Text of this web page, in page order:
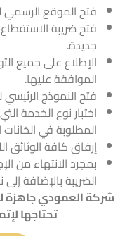
فتح الموقع الرسمي
فتح ضريبة
جديدة.
الإطلاع على جميع
الموافقة عليها.
فتح النموذج الرئيسي
اختبار نوع الخدمة
المطلوبة في
إرفاق كافة الوثائق
بمجرد الانتهاء من
الضريبة بالإضافة
شركة العمودي جاهزة
تحتاجها